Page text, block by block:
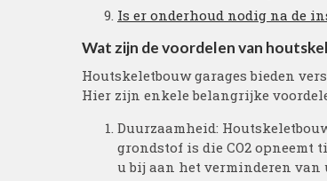
Is er onderhoud nodig na de
Wat zijn de voordelen van
Houtskeletbouw garages bieden
Hier zijn enkele belangrijke
Duurzaamheid:
grondstof is die CO2 opneemt
u bij aan het verminderen van